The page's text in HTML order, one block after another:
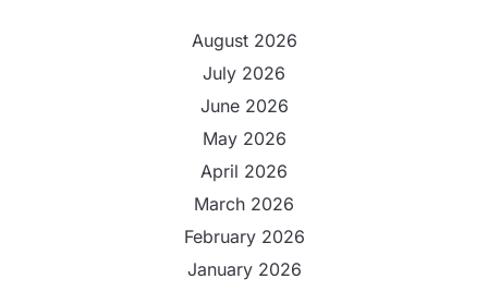
August 2026
July 2026
June 2026
May 2026
April 2026
March 2026
February 2026
January 2026